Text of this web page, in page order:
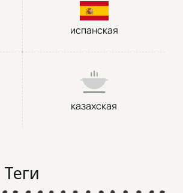
испанская
казахская
Теги